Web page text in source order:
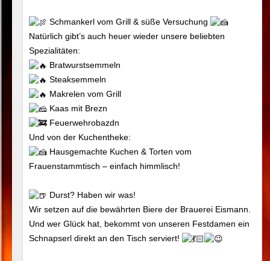
Schmankerl vom Grill & süße Versuchung
Natürlich gibt’s auch heuer wieder unsere beliebten
Spezialitäten:
Bratwurstsemmeln
Steaksemmeln
Makrelen vom Grill
Kaas mit Brezn
Feuerwehrobazdn
Und von der Kuchentheke:
Hausgemachte Kuchen & Torten vom
Frauenstammtisch – einfach himmlisch!
Durst? Haben wir was!
Wir setzen auf die bewährten Biere der Brauerei Eismann.
Und wer Glück hat, bekommt von unseren Festdamen ein
Schnapserl direkt an den Tisch serviert!